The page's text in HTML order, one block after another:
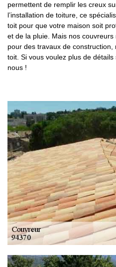
permettent de remplir les creux
l’installation de toiture, ce
toit pour que votre maison soit
et de la pluie. Mais nos
pour des travaux de
toit. Si vous voulez plus de
nous !